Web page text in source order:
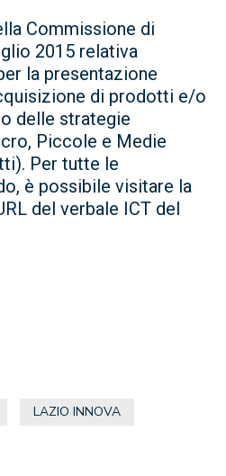
Commissione di
2015 relativa
la presentazione
di prodotti e/o
delle strategie
Piccole e Medie
Per tutte le
è possibile visitare la
del verbale ICT del
LAZIO INNOVA